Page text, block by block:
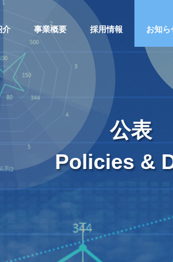
介 事業概要 採用情報 お知ら
公表
Policies &